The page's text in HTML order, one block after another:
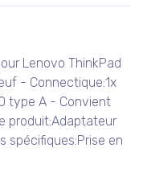
Lenovo ThinkPad
- Connectique:1x
type A - Convient
produit:Adaptateur
spécifiques:Prise en